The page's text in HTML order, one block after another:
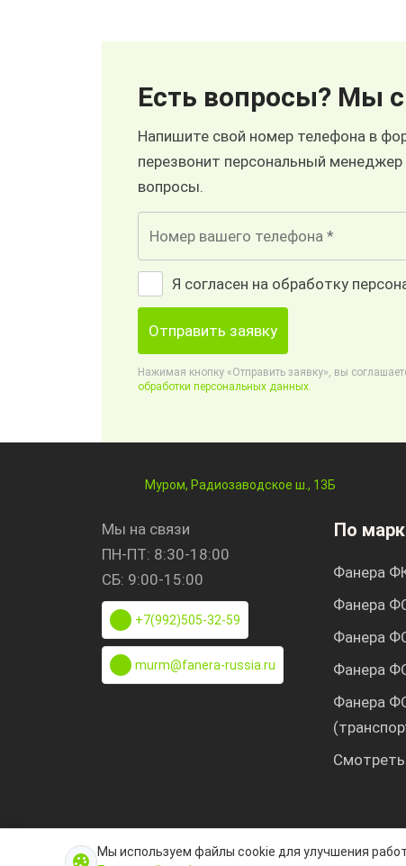
Есть вопросы? Мы
Напишите свой номер телефона в
перезвонит персональный
вопросы.
Я согласен на обработку
Отправить заявку
Нажимая кнопку «Отправить заявку», вы
обработки персональных данных.
Мы используем файлы cookie для улучшения
Муром, Радиозаводское ш., 13Б
Мы на связи
ПН-ПТ: 8:30-18:00
СБ: 9:00-15:00
+7(992)505-32-59
murm@fanera-russia.ru
По
Фанера
Фанера
Фанера
Фанера
Фанера